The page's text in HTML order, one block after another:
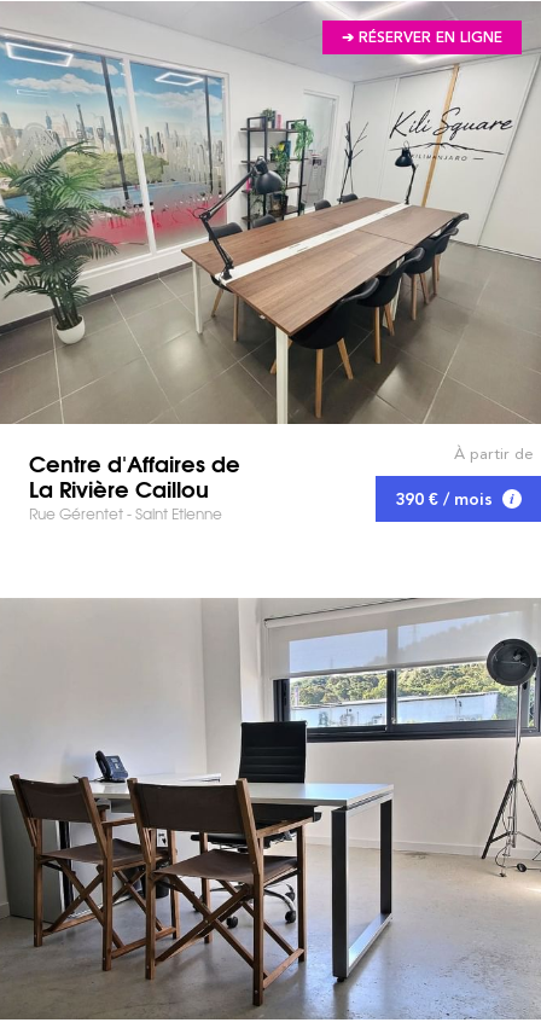
➔ RÉSERVER EN LIGNE
Centre d'Affaires de
La Rivière Caillou
Rue Gérentet - Saint Etienne
À partir de
390 € / mois